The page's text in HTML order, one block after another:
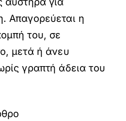
Απαγορεύεται η
του, σε
μετά ή άνευ
γραπτή άδεια του